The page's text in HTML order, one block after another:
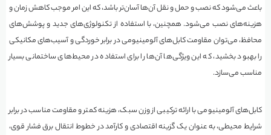
باعث می‌شود که نصب و حمل و نقل آن‌ها آسان‌تر باشد، که این امر موجب کاهش زمان و
هزینه‌های نصب می‌شود. همچنین، با استفاده از تکنولوژی‌های جدید و پوشش‌های
محافظ، می‌توان مقاومت کابل‌های آلومینیومی در برابر خوردگی و آسیب‌های مکانیکی
را بهبود بخشید، که این ویژگی‌ها آن‌ها را برای استفاده در محیط‌های ساختمانی بسیار
مناسب می‌سازد.
کابل‌های آلومینیومی با ارائه ترکیبی از وزن سبک، هزینه کمتر و مقاومت مناسب در برابر
شرایط محیطی، به عنوان یک گزینه اقتصادی و کارآمد در خطوط انتقال برق فشار قوی،